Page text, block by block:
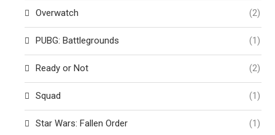
Overwatch (2)
PUBG: Battlegrounds (1)
Ready or Not (2)
Squad (1)
Star Wars: Fallen Order (1)